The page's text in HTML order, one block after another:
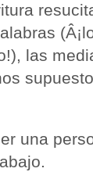
las
una